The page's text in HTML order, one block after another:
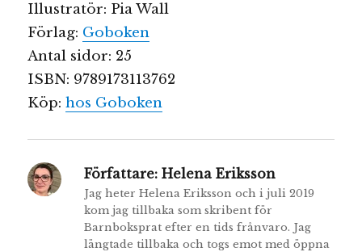
Illustratör: Pia Wall
Förlag: Goboken
Antal sidor: 25
ISBN: 9789173113762
Köp:hos Goboken
Författare: Helena Eriksson
Jag heter Helena Eriksson och i juli 2019
kom jag tillbaka som skribent för
Barnboksprat efter en tids frånvaro. Jag
längtade tillbaka och togs emot med öppna